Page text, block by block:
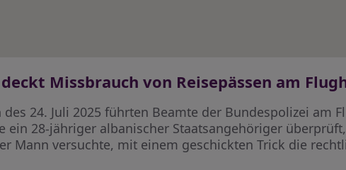
Missbrauch von Reisepässen am
24. Juli 2025 führten Beamte der Bundespolizei am
ein 28-jähriger albanischer Staatsangehöriger
Mann versuchte, mit einem geschickten Trick die